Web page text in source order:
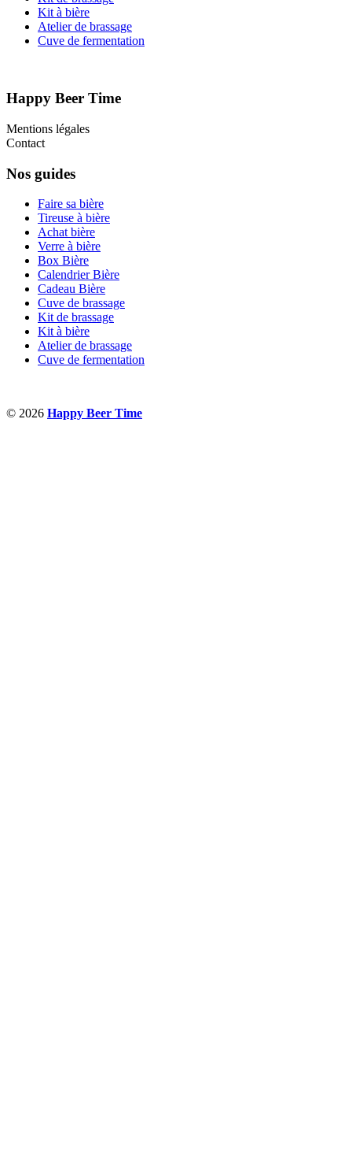
Kit à bière
Atelier de brassage
Cuve de fermentation
Happy Beer Time
Mentions légales
Contact
Nos guides
Faire sa bière
Tireuse à bière
Achat bière
Verre à bière
Box Bière
Calendrier Bière
Cadeau Bière
Cuve de brassage
Kit de brassage
Kit à bière
Atelier de brassage
Cuve de fermentation
© 2026 Happy Beer Time